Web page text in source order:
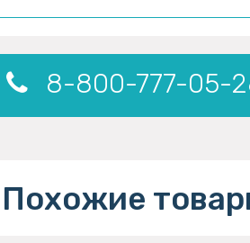
8-800-777-05-
Похожие